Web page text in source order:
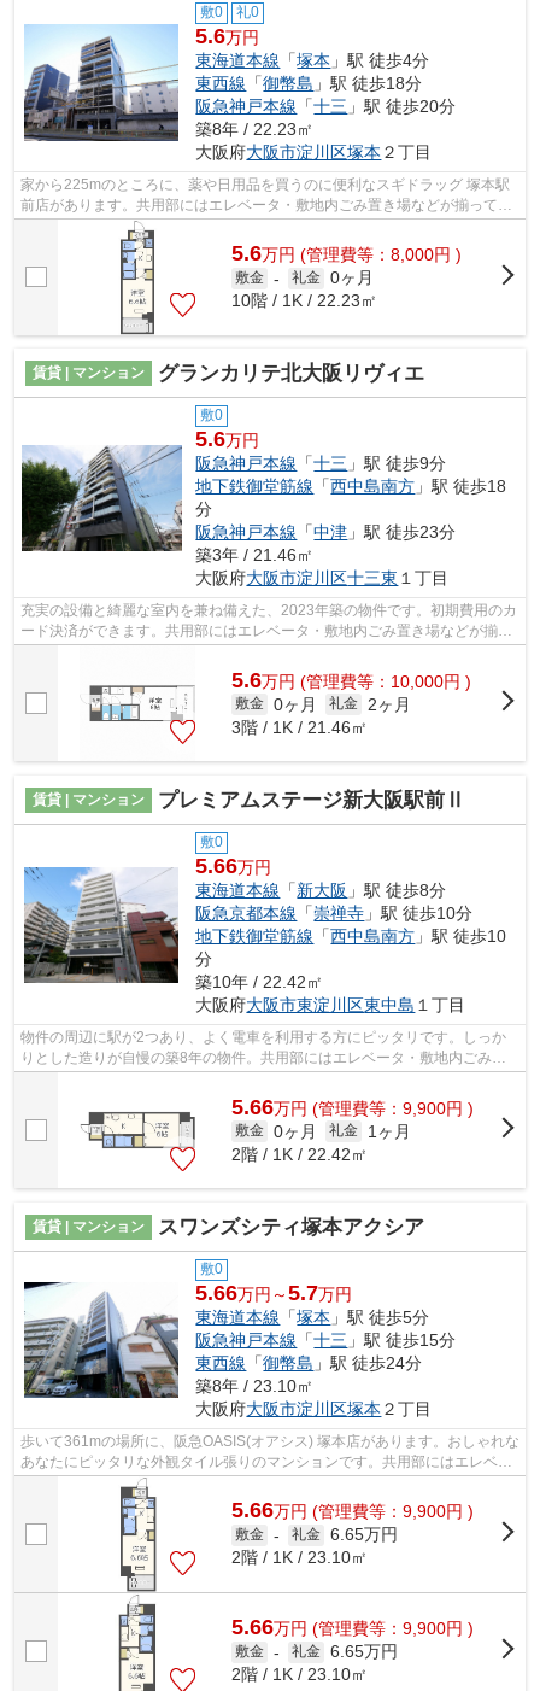
敷0 礼0
5.6万円
東海道本線 「塚本 」駅 徒歩4分
東西線 「御幣島 」駅 徒歩18分
阪急神戸本線 「十三 」駅 徒歩20分
築8年 / 22.23㎡
大阪府大阪市淀川区塚本 ２丁目
家から225mのところに、薬や日用品を買うのに便利なスギドラッグ 塚本駅
前店があります。共用部にはエレベータ・敷地内ごみ置き場などが揃ってお
ります。造りとデザインに関して、自信...
5.6万円 (管理費等：8,000円 )
敷金 - 礼金 0ヶ月
10階 / 1K / 22.23㎡
賃貸 | マンション グランカリテ北大阪リヴィエ
敷0
5.6万円
阪急神戸本線 「十三 」駅 徒歩9分
地下鉄御堂筋線 「西中島南方 」駅 徒歩18
分
阪急神戸本線 「中津 」駅 徒歩23分
築3年 / 21.46㎡
大阪府大阪市淀川区十三東 １丁目
充実の設備と綺麗な室内を兼ね備えた、2023年築の物件です。初期費用のカ
ード決済ができます。共用部にはエレベータ・敷地内ごみ置き場などが揃っ
5.6万円 (管理費等：10,000円 )
敷金 0ヶ月 礼金
2ヶ月
3階 / 1K / 21.46㎡
賃貸 | マンション プレミアムステージ新大阪駅前Ⅱ
敷0
5.66万円
東海道本線 「新大阪 」駅 徒歩8分
阪急京都本線 「崇禅寺 」駅 徒歩10分
地下鉄御堂筋線 「西中島南方 」駅 徒歩10
分
築10年 / 22.42㎡
大阪府大阪市東淀川区東中島 １丁目
物件の周辺に駅が2つあり、よく電車を利用する方にピッタリです。しっか
りとした造りが自慢の築8年の物件。共用部にはエレベータ・敷地内ごみ置
5.66万円 (管理費等：9,900円 )
敷金 0ヶ月 礼金
1ヶ月
2階 / 1K / 22.42㎡
賃貸 | マンション スワンズシティ塚本アクシア
敷0
5.66万円～5.7万円
東海道本線 「塚本 」駅 徒歩5分
阪急神戸本線 「十三 」駅 徒歩15分
東西線 「御幣島 」駅 徒歩24分
築8年 / 23.10㎡
大阪府大阪市淀川区塚本 ２丁目
歩いて361mの場所に、阪急OASIS(オアシス) 塚本店があります。おしゃれな
あなたにピッタリな外観タイル張りのマンションです。共用部にはエレベー
タ・敷地内ごみ置き場などが揃ってお...
5.66万円 (管理費等：9,900円 )
敷金 - 礼金 6.65万円
2階 / 1K / 23.10㎡
5.66万円 (管理費等：9,900円 )
敷金 - 礼金 6.65万円
2階 / 1K / 23.10㎡